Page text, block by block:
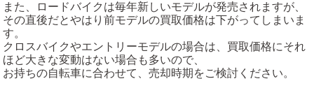
また、ロードバイクは毎年新しいモデルが発売されますが、
その直後だとやはり前モデルの買取価格は下がってしまいま
す。
クロスバイクやエントリーモデルの場合は、買取価格にそれ
ほど大きな変動はない場合も多いので、
お持ちの自転車に合わせて、売却時期をご検討ください。